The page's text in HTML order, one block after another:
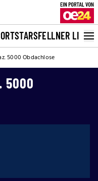
STARSFELLNER LIVE
5000 Obdachlose
5000